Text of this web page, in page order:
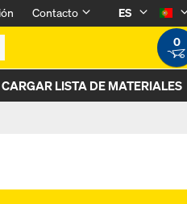
Contacto
ES
0
CARGAR LISTA DE MATERIALES